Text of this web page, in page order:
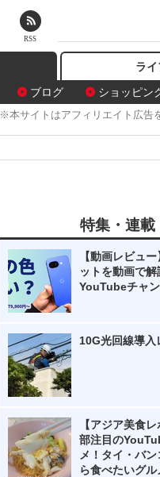
ブログ ショッピン
ライ
※本サイトはアフィリエイト広告
特集・連載
【動画レビュ
ットを動画で
YouTubeチャ
10G光回線導入
【アジア美食
部注目の
メ！タイ・バ
ら食べたいグ
RSS